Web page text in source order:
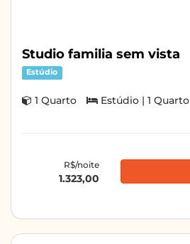
Studio familia sem vista
Estúdio
1 Quarto Estúdio | 1 Quarto
R$/noite
1.323,00